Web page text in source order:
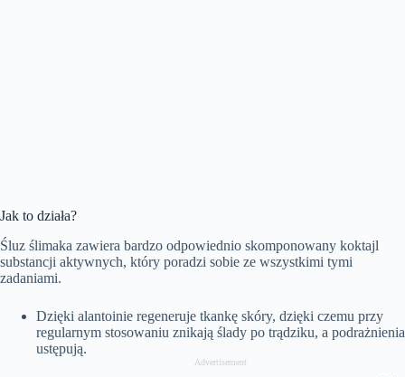
Jak to działa?
Śluz ślimaka zawiera bardzo odpowiednio skomponowany koktajl
substancji aktywnych, który poradzi sobie ze wszystkimi tymi
zadaniami.
Dzięki alantoinie regeneruje tkankę skóry, dzięki czemu przy
regularnym stosowaniu znikają ślady po trądziku, a podrażnienia
ustępują.
Advertisement